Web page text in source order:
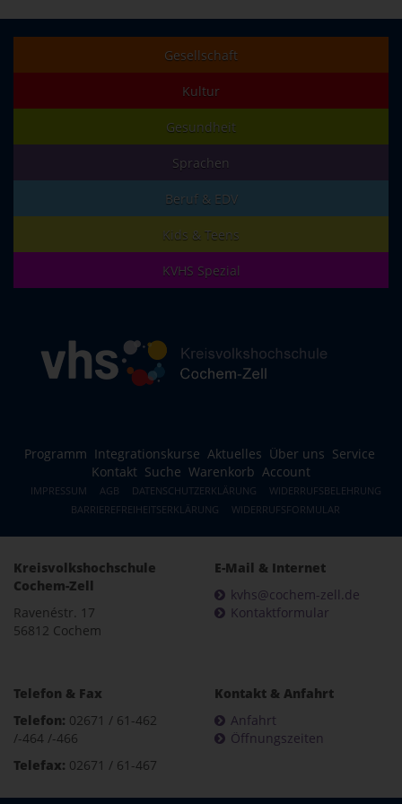
Gesellschaft
Kultur
Gesundheit
Sprachen
Beruf & EDV
Kids & Teens
KVHS Spezial
Programm Integrationskurse Aktuelles Über uns Service
Kontakt Suche Warenkorb Account
IMPRESSUM AGB DATENSCHUTZERKLÄRUNG
WIDERRUFSBELEHRUNG
BARRIEREFREIHEITSERKLÄRUNG
WIDERRUFSFORMULAR
Kreisvolkshochschule
Cochem-Zell
Ravenéstr. 17
56812 Cochem
E-Mail & Internet
kvhs@cochem-zell.de
Kontaktformular
Telefon & Fax
Telefon: 02671 / 61-462
/-464 /-466
Telefax: 02671 / 61-467
Kontakt & Anfahrt
Anfahrt
Öffnungszeiten